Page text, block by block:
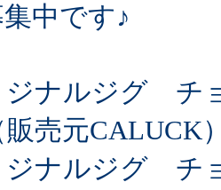
中です♪
ジナルジグ チ
売元CALUCK
ジナルジグ チ